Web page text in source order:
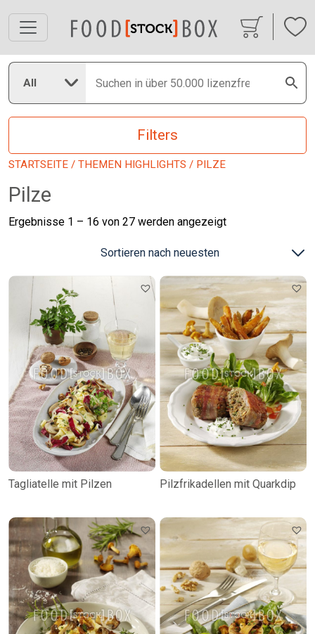
All
Filters
STARTSEITE / THEMEN HIGHLIGHTS / PILZE
Pilze
Ergebnisse 1 – 16 von 27 werden angezeigtNach
Tagliatelle mit Pilzen Pilzfrikadellen mit Quarkdip